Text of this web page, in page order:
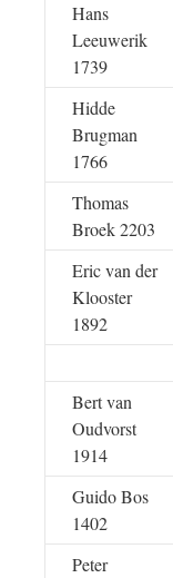
Hans
Leeuwerik
1739
Hidde
Brugman
1766
Thomas
Broek 2203
Eric van der
Klooster
1892
Bert van
Oudvorst
1914
Guido Bos
1402
Peter